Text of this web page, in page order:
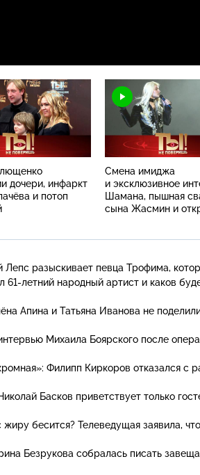
дочери, инфаркт
и потоп
Смена имиджа
и эксклюзивное
Шамана, пышная
сына Жасмин и
Лепс разыскивает певца Трофима,
61-летний народный артист и каков
Апина и Татьяна Иванова не
Михаила Боярского после
Филипп Киркоров отказался с
Басков приветствует только
жиру бесится? Телеведущая заявила,
Безрукова собралась писать